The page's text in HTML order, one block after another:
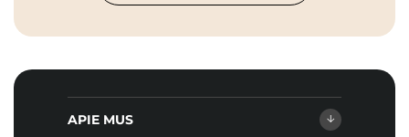
APIE MUS